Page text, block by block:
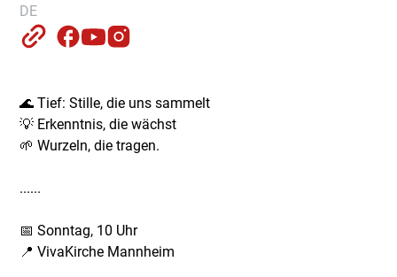
DE
🌊 Tief: Stille, die uns sammelt
💡 Erkenntnis, die wächst
🌱 Wurzeln, die tragen.
......
📅 Sonntag, 10 Uhr
📍 VivaKirche Mannheim